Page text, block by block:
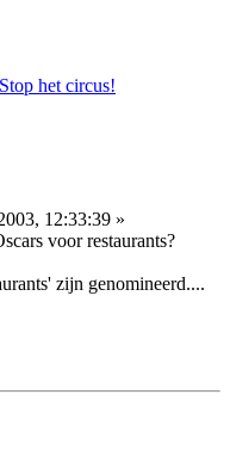
12:33:39 »
voor restaurants?
zijn genomineerd....